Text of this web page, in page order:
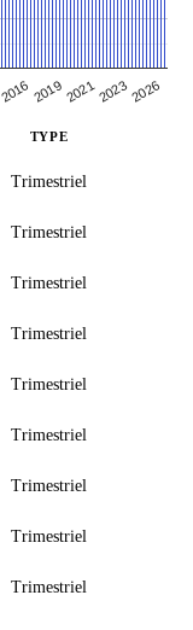
2016 2019202120232026
TYPE
Trimestriel
Trimestriel
Trimestriel
Trimestriel
Trimestriel
Trimestriel
Trimestriel
Trimestriel
Trimestriel